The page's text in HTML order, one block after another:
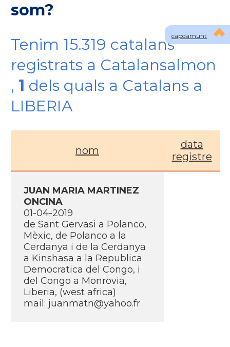
capdamunt
som?
Tenim 15.319 catalans
registrats a Catalansalmon
, 1 dels quals a Catalans a
LIBERIA
nom
data
registre
JUAN MARIA MARTINEZ
ONCINA
01-04-2019
de Sant Gervasi a Polanco,
Mèxic, de Polanco a la
Cerdanya i de la Cerdanya
a Kinshasa a la Republica
Democratica del Congo, i
del Congo a Monrovia,
Liberia, (west africa)
mail: juanmatn@yahoo.fr